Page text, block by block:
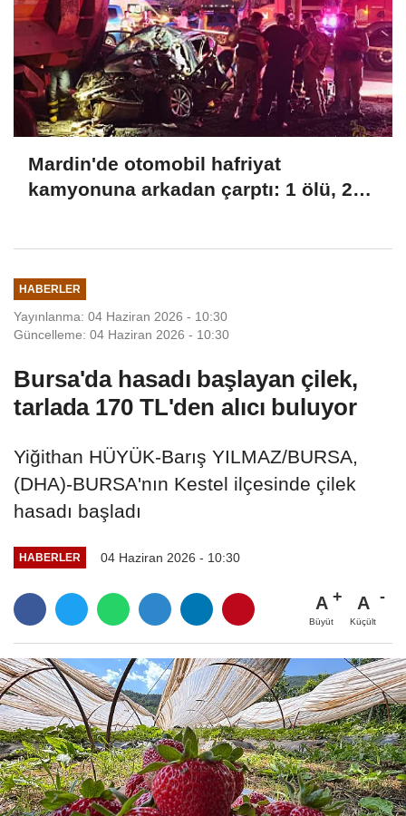
Mardin'de otomobil hafriyat
kamyonuna arkadan çarptı: 1 ölü, 2
HABERLER
Yayınlanma: 04 Haziran 2026 - 10:30
Güncelleme: 04 Haziran 2026 - 10:30
Bursa'da hasadı başlayan çilek,
tarlada 170 TL'den alıcı buluyor
Yiğithan HÜYÜK-Barış YILMAZ/BURSA,
(DHA)-BURSA'nın Kestel ilçesinde çilek
hasadı başladı
HABERLER 04 Haziran 2026 - 10:30
A
Büyüt
A
Küçült